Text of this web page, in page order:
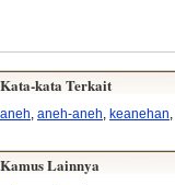
Kata-kata Terkait
aneh aneh-aneh keanehan
Kamus Lainnya